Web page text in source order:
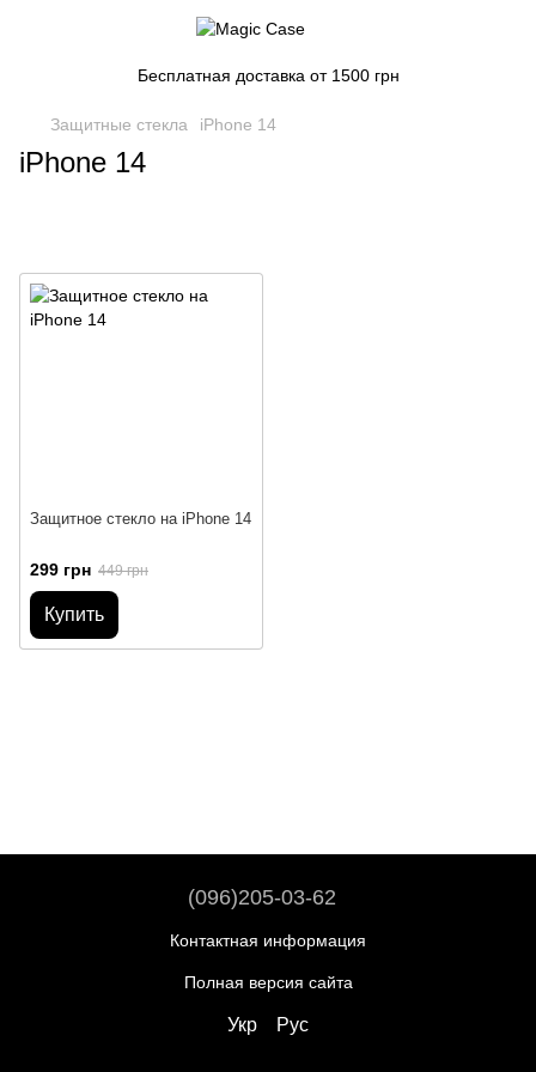
Бесплатная доставка от 1500 грн
Защитные стекла iPhone 14
iPhone 14
Защитное стекло на iPhone 14
299 грн 449 грн
Купить
(096)205-03-62
Контактная информация
Полная версия сайта
Укр Рус